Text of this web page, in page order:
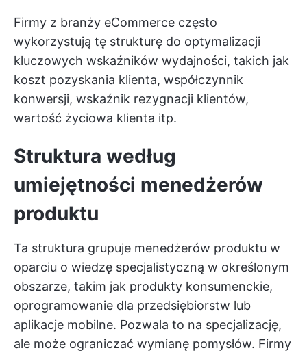
Firmy z branży eCommerce często
wykorzystują tę strukturę do optymalizacji
kluczowych wskaźników wydajności, takich jak
koszt pozyskania klienta, współczynnik
konwersji, wskaźnik rezygnacji klientów,
wartość życiowa klienta itp.
Struktura według
umiejętności menedżerów
produktu
Ta struktura grupuje menedżerów produktu w
oparciu o wiedzę specjalistyczną w określonym
obszarze, takim jak produkty konsumenckie,
oprogramowanie dla przedsiębiorstw lub
aplikacje mobilne. Pozwala to na specjalizację,
ale może ograniczać wymianę pomysłów. Firmy